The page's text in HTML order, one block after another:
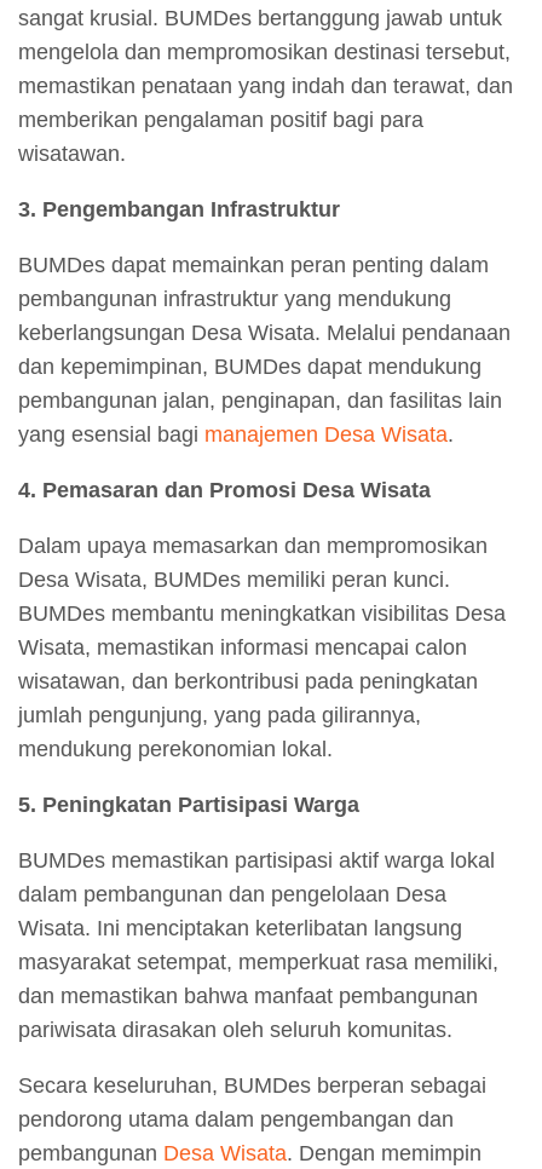
sangat krusial. BUMDes bertanggung jawab untuk
mengelola dan mempromosikan destinasi tersebut,
memastikan penataan yang indah dan terawat, dan
memberikan pengalaman positif bagi para
wisatawan.
3. Pengembangan Infrastruktur
BUMDes dapat memainkan peran penting dalam
pembangunan infrastruktur yang mendukung
keberlangsungan Desa Wisata. Melalui pendanaan
dan kepemimpinan, BUMDes dapat mendukung
pembangunan jalan, penginapan, dan fasilitas lain
yang esensial bagi manajemen Desa Wisata.
4. Pemasaran dan Promosi Desa Wisata
Dalam upaya memasarkan dan mempromosikan
Desa Wisata, BUMDes memiliki peran kunci.
BUMDes membantu meningkatkan visibilitas Desa
Wisata, memastikan informasi mencapai calon
wisatawan, dan berkontribusi pada peningkatan
jumlah pengunjung, yang pada gilirannya,
mendukung perekonomian lokal.
5. Peningkatan Partisipasi Warga
BUMDes memastikan partisipasi aktif warga lokal
dalam pembangunan dan pengelolaan Desa
Wisata. Ini menciptakan keterlibatan langsung
masyarakat setempat, memperkuat rasa memiliki,
dan memastikan bahwa manfaat pembangunan
pariwisata dirasakan oleh seluruh komunitas.
Secara keseluruhan, BUMDes berperan sebagai
pendorong utama dalam pengembangan dan
pembangunan Desa Wisata. Dengan memimpin